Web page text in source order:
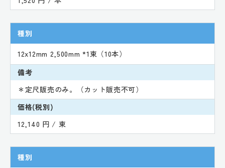
種別
12x12mm 2,500mm *1束（10本）
備考
＊定尺販売のみ。（カット販売不可）
価格(税別)
12,140 円 / 束
種別